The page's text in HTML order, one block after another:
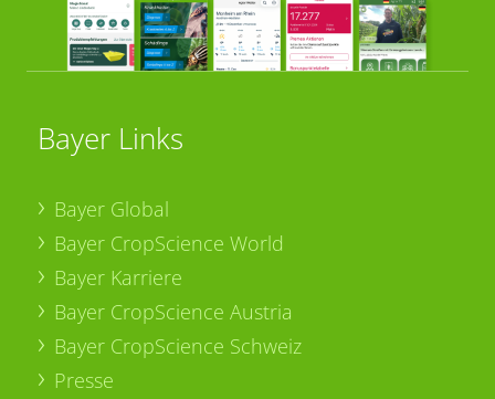
Bayer Links
Bayer Global
Bayer CropScience World
Bayer Karriere
Bayer CropScience Austria
Bayer CropScience Schweiz
Presse